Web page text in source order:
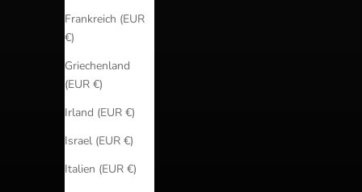
Frankreich (EUR
€)
Griechenland
(EUR €)
Irland (EUR €)
Israel (EUR €)
Italien (EUR €)